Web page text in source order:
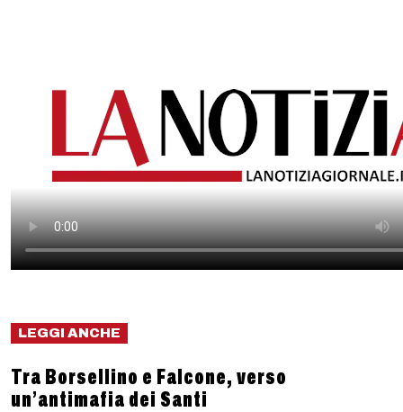
LEGGI ANCHE
Tra Borsellino e Falcone, verso
un’antimafia dei Santi